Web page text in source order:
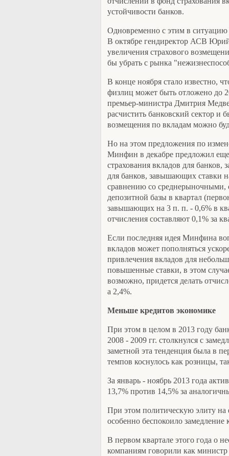
устойчивости банков.
Одновременно с этим в ситуацию
В октябре гендиректор АСВ
увеличения страхового
бы убрать с рынка
В конце ноября стало известно,
физлиц может быть отложено до
премьер-министра Дмитрия
расчистить банковский сектор и
возмещения по вкладам можно
Но на этом предложения по
Минфин в декабре предложил
страхования вкладов для
для банков, завышающих ставки
сравнению со среднерыночными,
депозитной базы в квартал
завышающих на 3 п. п. - 0,6% в
отчисления составляют 0,1% за
Если последняя идея Минфина
вкладов может пополняться
привлечения вкладов для
повышенные ставки, в этом
возможно, придется делать
а 2,4%.
Меньше кредитов экономике
При этом в целом в 2013 году
2008 - 2009 гг. столкнулся с
заметной эта тенденция была в
темпов коснулось как розницы,
За январь - ноябрь 2013 года
13,7% против 14,5% за
При этом политическую элиту на
особенно беспокоило замедление
В первом квартале этого года о
компаниям говорили как